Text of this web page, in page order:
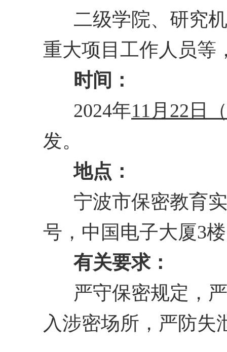
二级学院、研究
重大项目工作人员等
时间：
2024年11月22日
发。
地点：
宁波市保密教育
号，中国电子大厦3
有关要求：
严守保密规定，
入涉密场所，严防失